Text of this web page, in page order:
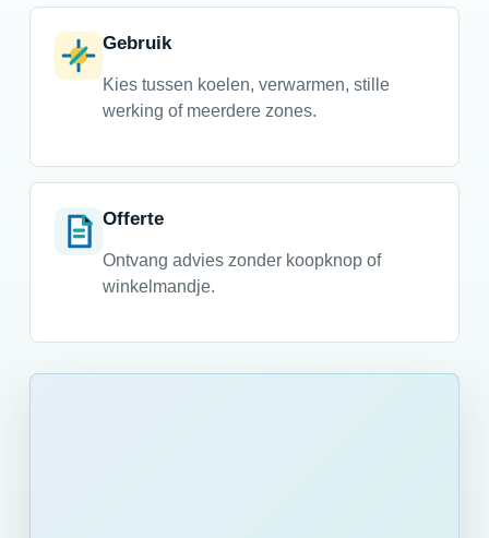
Gebruik
Kies tussen koelen, verwarmen, stille
werking of meerdere zones.
Offerte
Ontvang advies zonder koopknop of
winkelmandje.